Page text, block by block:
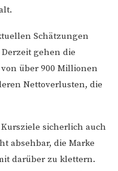
Schätzungen
gehen die
über 900 Millionen
Nettoverlusten, die
sicherlich auch
absehbar, die Marke
darüber zu klettern.